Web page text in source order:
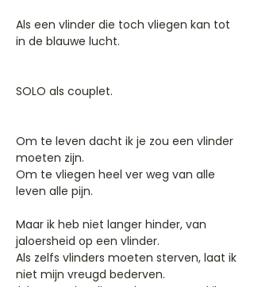
Als een vlinder die toch vliegen kan tot
in de blauwe lucht.
SOLO als couplet.
Om te leven dacht ik je zou een vlinder
moeten zijn.
Om te vliegen heel ver weg van alle
leven alle pijn.
Maar ik heb niet langer hinder, van
jaloersheid op een vlinder.
Als zelfs vlinders moeten sterven, laat ik
niet mijn vreugd bederven.